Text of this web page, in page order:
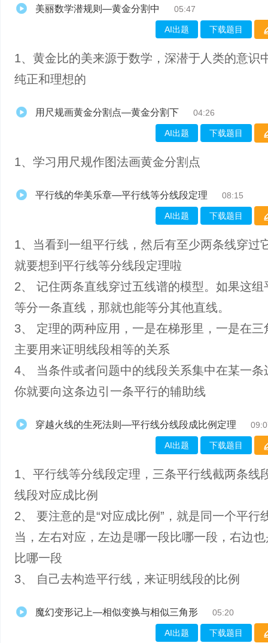
美丽数学潜规则—黄金分割中 05:47
AI出题 下载题目
1、黄金比的美来源于数学，深潜于人类的意识
纯正和理想的
用尺规画黄金分割点—黄金分割下 04:26
AI出题 下载题目
1、学习用尺规作图法画黄金分割点
平行线的华美乐章—平行线等分线段定理 08:15
AI出题 下载题目
1、当看到一组平行线，然后有至少两条线穿过
就要想到平行线等分线段定理啦
2、 记住两条直线穿过五线谱的模型。如果这组
等分一条直线，那就也能等分其他直线。
3、 定理的两种应用，一是在梯形里，一是在三
主要用来证明线段相等的关系
4、 当条件或者问题中的线段关系集中在某一条
你就要向这条边引一条平行的辅助线
穿越火线的生死法则—平行线分线段成比例定理
AI出题 下载题目
1、平行线等分线段定理，三条平行线截两条线
线段对应成比例
2、 要注意的是“对应成比例”，就是同一个平行
当，左右对应，左边是哪一段比哪一段，右边
比哪一段
3、 自己去构造平行线，来证明线段的比例
魔幻变形记上—相似变换与相似三角形 05:20
AI出题 下载题目